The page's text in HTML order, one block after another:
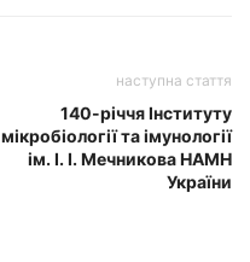
наступна стаття
140-річчя Інституту
мікробіології та імунології
ім. І. І. Мечникова НАМН
України